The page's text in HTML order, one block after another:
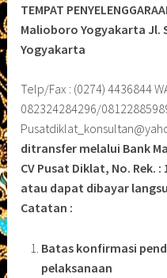
TEMPAT
Malioboro Yogyakarta Jl.
Yogyakarta
Telp/Fax : (0274) 4436844
082324284296/
ditransfer melalui Bank
CV Pusat Diklat, No. Rek. :
atau dapat dibayar
Catatan :
Batas konfirmasi
pelaksanaan